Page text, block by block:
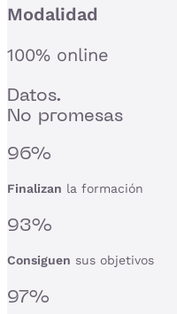
Modalidad
100% online
Datos.
No promesas
96%
Finalizan la formación
93%
Consiguen sus objetivos
97%